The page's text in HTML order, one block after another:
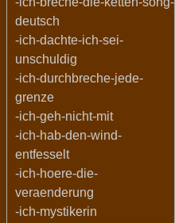
deutsch
-ich-dachte-ich-sei-
unschuldig
-ich-durchbreche-jede-
grenze
-ich-geh-nicht-mit
-ich-hab-den-wind-
entfesselt
-ich-hoere-die-
veraenderung
-ich-mystikerin